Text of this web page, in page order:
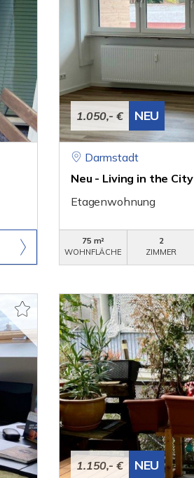
1.050,- € NEU
Darmstadt
Neu - Living in the City
Etagenwohnung
75 m²
WOHNFLÄCHE
2
ZIMMER
1.150,- € NEU